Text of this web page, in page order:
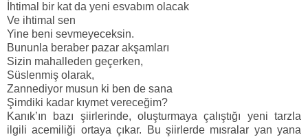
İhtimal bir kat da yeni esvabım olacak
Ve ihtimal sen
Yine beni sevmeyeceksin.
Bununla beraber pazar akşamları
Sizin mahalleden geçerken,
Süslenmiş olarak,
Zannediyor musun ki ben de sana
Şimdiki kadar kıymet vereceğim?
Kanık’ın bazı şiirlerinde, oluşturmaya çalıştığı yeni tarzla
ilgili acemiliği ortaya çıkar. Bu şiirlerde mısralar yan yana